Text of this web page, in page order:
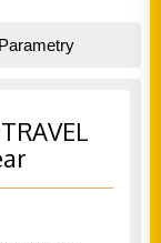
Parametry